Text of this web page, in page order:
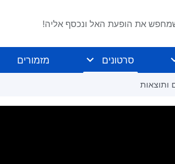
את הופעת האל ונכסף אליה!
סרטונים מזמורים
ותוצאות